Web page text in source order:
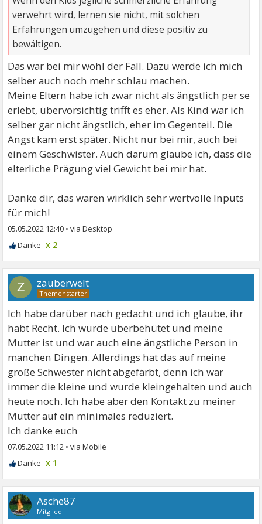
verwehrt wird, lernen sie nicht, mit solchen
Erfahrungen umzugehen und diese positiv zu
bewältigen.
Das war bei mir wohl der Fall. Dazu werde ich mich
selber auch noch mehr schlau machen.
Meine Eltern habe ich zwar nicht als ängstlich per se
erlebt, übervorsichtig trifft es eher. Als Kind war ich
selber gar nicht ängstlich, eher im Gegenteil. Die
Angst kam erst später. Nicht nur bei mir, auch bei
einem Geschwister. Auch darum glaube ich, dass die
elterliche Prägung viel Gewicht bei mir hat.
Danke dir, das waren wirklich sehr wertvolle Inputs
für mich!
05.05.2022 12:40 •
x 2
Z zauberwelt
Ich habe darüber nach gedacht und ich glaube, ihr
habt Recht. Ich wurde überbehütet und meine
Mutter ist und war auch eine ängstliche Person in
manchen Dingen. Allerdings hat das auf meine
große Schwester nicht abgefärbt, denn ich war
immer die kleine und wurde kleingehalten und auch
heute noch. Ich habe aber den Kontakt zu meiner
Mutter auf ein minimales reduziert.
Ich danke euch
07.05.2022 11:12 •
x 1
Asche87
Mitglied